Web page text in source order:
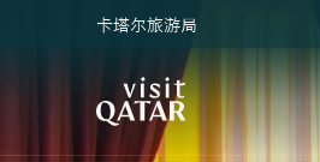
VisitQatar 首页
卡塔尔旅游局